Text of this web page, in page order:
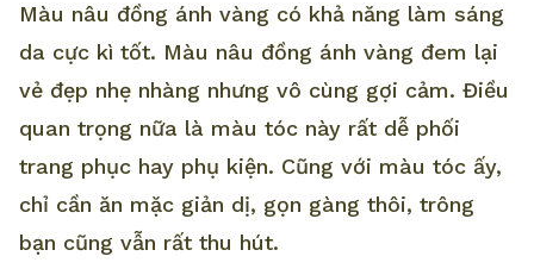
Màu nâu đồng ánh vàng có khả năng làm sáng
da cực kì tốt. Màu nâu đồng ánh vàng đem lại
vẻ đẹp nhẹ nhàng nhưng vô cùng gợi cảm. Điều
quan trọng nữa là màu tóc này rất dễ phối
trang phục hay phụ kiện. Cũng với màu tóc ấy,
chỉ cần ăn mặc giản dị, gọn gàng thôi, trông
bạn cũng vẫn rất thu hút.